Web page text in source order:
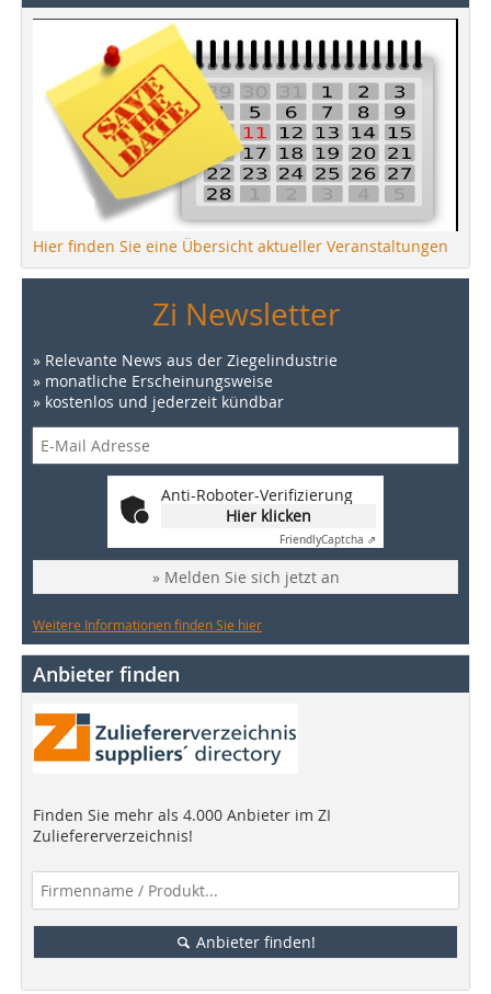
Hier finden Sie eine Übersicht aktueller Veranstaltungen
Zi Newsletter
» Relevante News aus der Ziegelindustrie
» monatliche Erscheinungsweise
» kostenlos und jederzeit kündbar
Anti-Roboter-Verifizierung
Hier klicken
FriendlyCaptcha ⇗
» Melden Sie sich jetzt an
Weitere Informationen finden Sie hier
Anbieter finden
Finden Sie mehr als 4.000 Anbieter im ZI
Zuliefererverzeichnis!
Anbieter finden!